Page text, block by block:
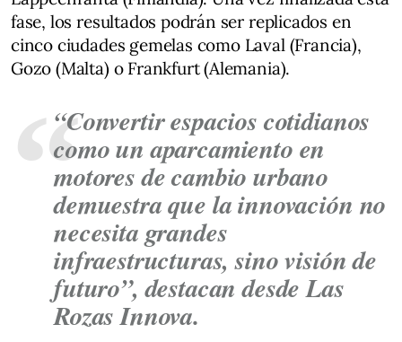
fase, los resultados podrán ser replicados en
cinco ciudades gemelas como Laval (Francia),
Gozo (Malta) o Frankfurt (Alemania).
“Convertir espacios cotidianos
como un aparcamiento en
motores de cambio urbano
demuestra que la innovación no
necesita grandes
infraestructuras, sino visión de
futuro”, destacan desde Las
Rozas Innova.